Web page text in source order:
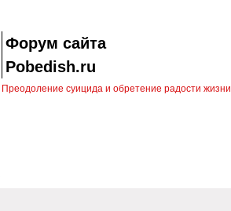
Форум сайта
Pobedish.ru
Преодоление суицида и обретение радости жизни